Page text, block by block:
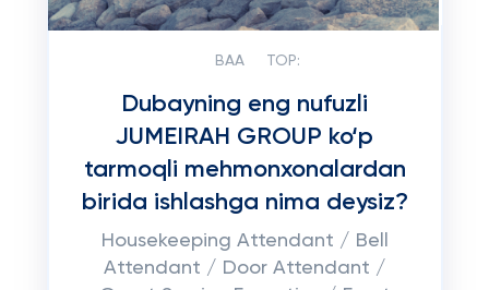
BAA TOP:
Dubayning eng nufuzli
JUMEIRAH GROUP ko‘p
tarmoqli mehmonxonalardan
birida ishlashga nima deysiz?
Housekeeping Attendant / Bell
Attendant / Door Attendant /